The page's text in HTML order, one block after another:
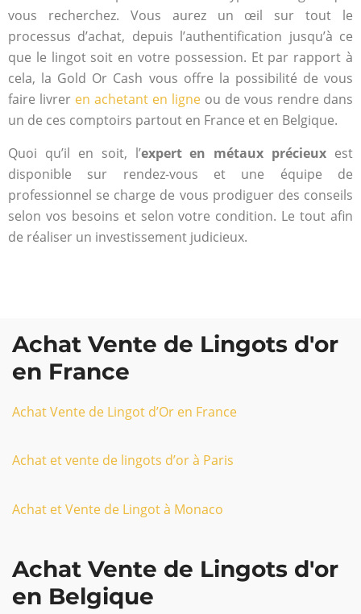
vous recherchez. Vous aurez un œil sur tout le
processus d’achat, depuis l’authentification jusqu’à ce
que le lingot soit en votre possession. Et par rapport à
cela, la Gold Or Cash vous offre la possibilité de vous
faire livrer en achetant en ligne ou de vous rendre dans
un de ces comptoirs partout en France et en Belgique.
Quoi qu’il en soit, l’expert en métaux précieux est
disponible sur rendez-vous et une équipe de
professionnel se charge de vous prodiguer des conseils
selon vos besoins et selon votre condition. Le tout afin
de réaliser un investissement judicieux.
Achat Vente de Lingots d'or
en France
Achat Vente de Lingot d’Or en France
Achat et vente de lingots d’or à Paris
Achat et Vente de Lingot à Monaco
Achat Vente de Lingots d'or
en Belgique